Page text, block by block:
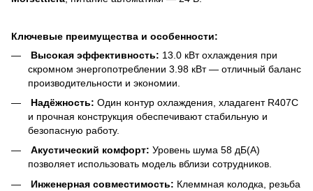
Ключевые преимущества и особенности:
Высокая эффективность: 13.0 кВт охлаждения при
скромном энергопотреблении 3.98 кВт — отличный баланс
производительности и экономии.
Надёжность: Один контур охлаждения, хладагент R407C
и прочная конструкция обеспечивают стабильную и
безопасную работу.
Акустический комфорт: Уровень шума 58 дБ(А)
позволяет использовать модель вблизи сотрудников.
Инженерная совместимость: Клеммная колодка, резьба